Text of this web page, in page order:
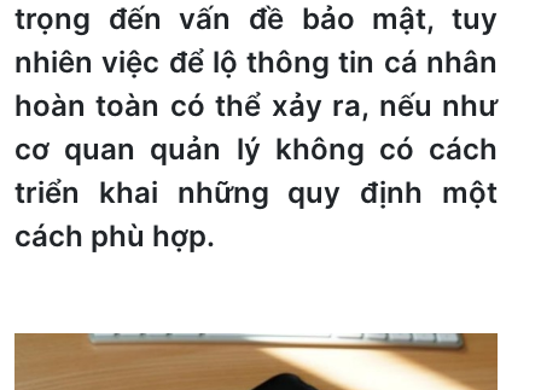
trọng đến vấn đề bảo mật, tuy
nhiên việc để lộ thông tin cá nhân
hoàn toàn có thể xảy ra, nếu như
cơ quan quản lý không có cách
triển khai những quy định một
cách phù hợp.